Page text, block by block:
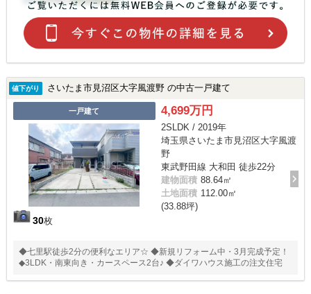
値下がり さいたま市見沼区大字風渡野 の中古一戸建て
一戸建て
30枚
4,699万円
2SLDK / 2019年
埼玉県さいたま市見沼区大字風渡
野
東武野田線 大和田 徒歩22分
建物面積 88.64㎡
土地面積 112.00㎡
(33.88坪)
◆七里駅徒歩2分の便利なエリア☆ ◆新規リフォーム中・3月完成予定！
◆3LDK・南東向き・カースペース2台♪ ◆ダイワハウス施工の注文住宅